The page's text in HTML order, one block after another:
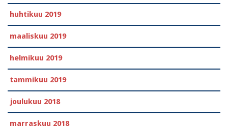
huhtikuu 2019
maaliskuu 2019
helmikuu 2019
tammikuu 2019
joulukuu 2018
marraskuu 2018